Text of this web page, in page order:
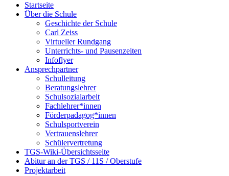
Startseite
Über die Schule
Geschichte der Schule
Carl Zeiss
Virtueller Rundgang
Unterrichts- und Pausenzeiten
Infoflyer
Ansprechpartner
Schulleitung
Beratungslehrer
Schulsozialarbeit
Fachlehrer*innen
Förderpadagog*innen
Schulsportverein
Vertrauenslehrer
Schülervertretung
TGS-Wiki-Übersichtsseite
Abitur an der TGS / 11S / Oberstufe
Projektarbeit